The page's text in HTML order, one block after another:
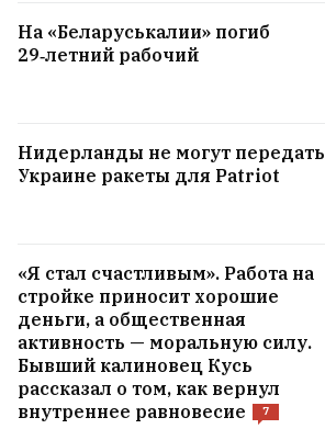
На «Беларуськалии» погиб
29‑летний рабочий
Нидерланды не могут передать
Украине ракеты для Patriot
«Я стал счастливым». Работа на
стройке приносит хорошие
деньги, а общественная
активность — моральную силу.
Бывший калиновец Кусь
рассказал о том, как вернул
внутреннее равновесие
7